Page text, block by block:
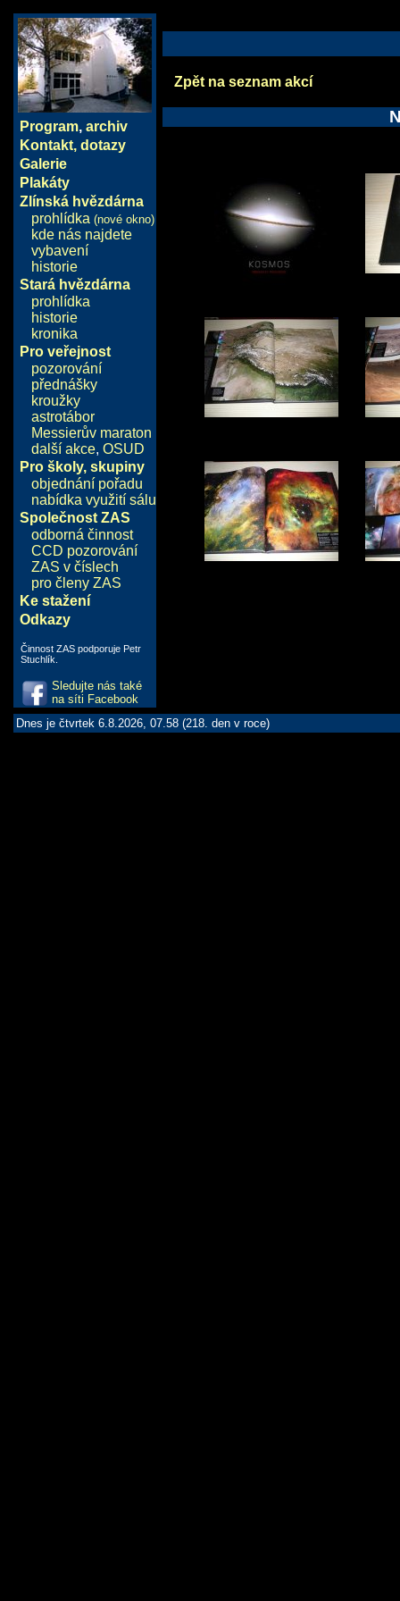
Program, archiv
Kontakt, dotazy
Galerie
Plakáty
Zlínská hvězdárna
prohlídka (nové okno)
kde nás najdete
vybavení
historie
Stará hvězdárna
prohlídka
historie
kronika
Pro veřejnost
pozorování
přednášky
kroužky
astrotábor
Messierův maraton
další akce, OSUD
Pro školy, skupiny
objednání pořadu
nabídka využití sálu
Společnost ZAS
odborná činnost
CCD pozorování
ZAS v číslech
pro členy ZAS
Ke stažení
Odkazy
Činnost ZAS podporuje Petr
Stuchlík.
Sledujte nás také
na síti Facebook
Zpět na seznam akcí
Dnes je čtvrtek 6.8.2026, 07.58 (218. den v roce)